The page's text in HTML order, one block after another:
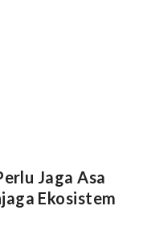
Jaga Asa
Ekosistem